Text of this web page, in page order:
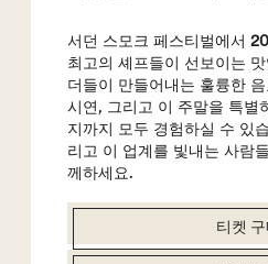
서던 스모크 페스티벌에서
최고의 셰프들이 선보이는
더들이 만들어내는 훌륭한
시연, 그리고 이 주말을 특별
지까지 모두 경험하실 수 있
리고 이 업계를 빛내는 사람
께하세요.
티켓 구